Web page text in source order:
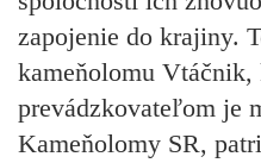
zapojenie do krajiny.
kameňolomu Vtáčnik,
prevádzkovateľom je
Kameňolomy SR,